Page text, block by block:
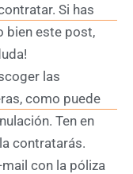
Si has
bien este post,
las
como puede
Ten en
contratarás.
con la póliza